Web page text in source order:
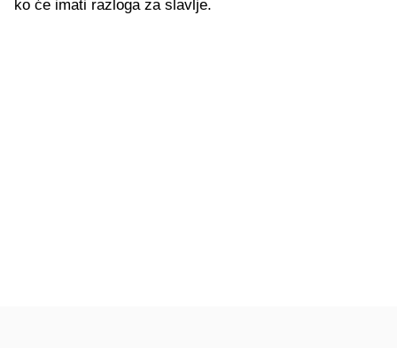
ko će imati razloga za slavlje.